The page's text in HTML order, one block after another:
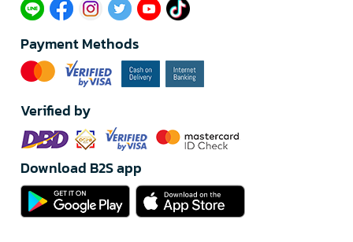
Payment Methods
Verified by
Download B2S app